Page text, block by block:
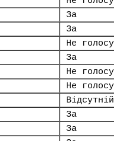
За
За
Не
За
Не
Не
Відсутній
За
За